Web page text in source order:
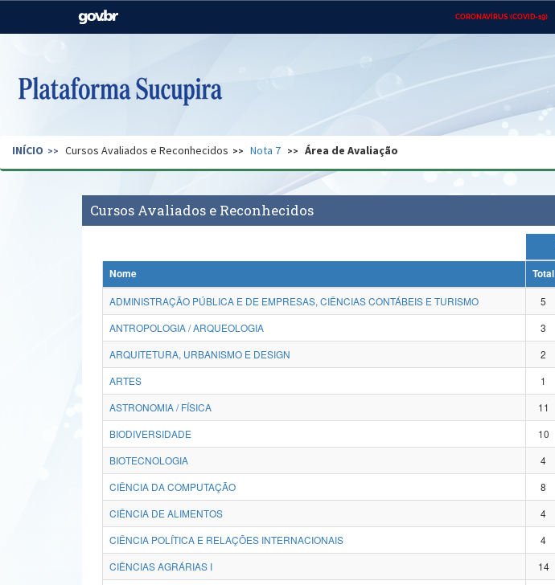
CORONAVÍRUS (COVID-19)
Casa Civil
Pecuária e Abastecimento
Ministério do Desenvolvimento
Regional
Secretaria de Governo Gabinete de Segurança Advocacia-Geral da União
INÍCIO Cursos Avaliados e Reconhecidos Nota 7 Área de Avaliação
Cursos Avaliados e Reconhecidos
Nome
Total
ADMINISTRAÇÃO PÚBLICA E DE EMPRESAS, CIÊNCIAS CONTÁBEIS E TURISMO
5
ANTROPOLOGIA / ARQUEOLOGIA
3
ARQUITETURA, URBANISMO E DESIGN
2
ARTES
1
ASTRONOMIA / FÍSICA
11
BIODIVERSIDADE
10
BIOTECNOLOGIA
4
CIÊNCIA DA COMPUTAÇÃO
8
CIÊNCIA DE ALIMENTOS
4
CIÊNCIA POLÍTICA E RELAÇÕES INTERNACIONAIS
4
CIÊNCIAS AGRÁRIAS I
14